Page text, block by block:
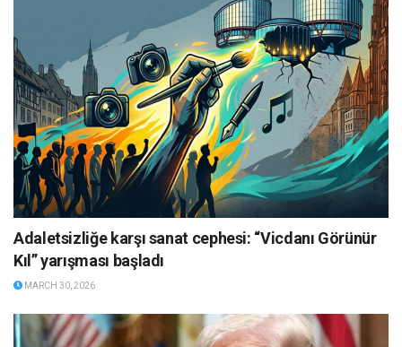
Adaletsizliğe karşı sanat cephesi: “Vicdanı Görünür
Kıl” yarışması başladı
MARCH 30, 2026